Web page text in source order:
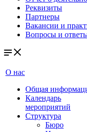
Реквизиты
Партнеры
Вакансии и
Вопросы и
О нас
Общая
Календарь
мероприятий
Структура
Бюро